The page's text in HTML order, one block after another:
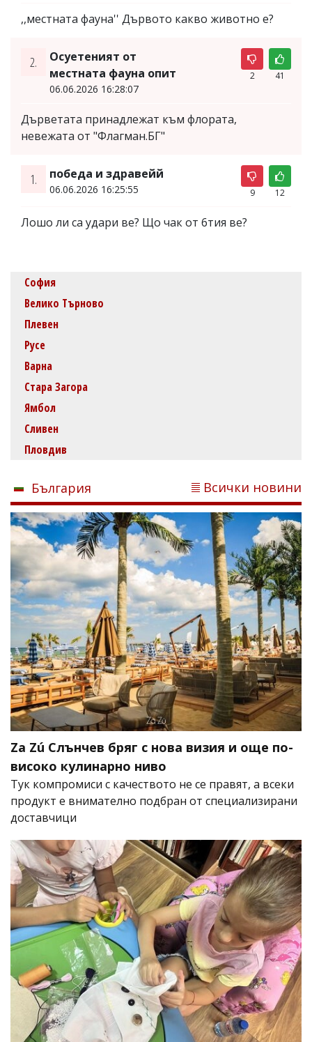
,,местната фауна'' Дървото какво животно е?
2.
Осуетеният от
местната фауна опит
06.06.2026 16:28:07
2 41
Дърветата принадлежат към флората,
невежата от "Флагман.БГ"
1. победа и здравейй
06.06.2026 16:25:55 9 12
Лошо ли са удари ве? Що чак от 6тия ве?
София
Велико Търново
Плевен
Русе
Варна
Стара Загора
Ямбол
Сливен
Пловдив
България Всички новини
Za Zú Слънчев бряг с нова визия и още по-
високо кулинарно ниво
Тук компромиси с качеството не се правят, а всеки
продукт е внимателно подбран от специализирани
доставчици